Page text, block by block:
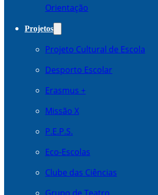
Orientação
Projetos
Projeto Cultural de Escola
Desporto Escolar
Erasmus +
Missão X
P.E.P.S.
Eco-Escolas
Clube das Ciências